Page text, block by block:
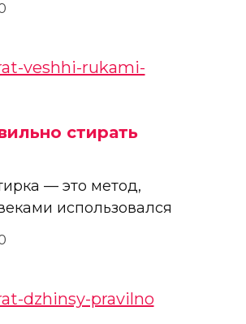
стирать
— это метод,
использовался